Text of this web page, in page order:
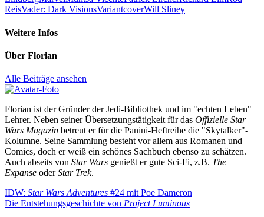
ReisVader: Dark VisionsVariantcoverWill Sliney
Weitere Infos
Über Florian
Alle Beiträge ansehen
Florian ist der Gründer der Jedi-Bibliothek und im "echten Leben"
Lehrer. Neben seiner Übersetzungstätigkeit für das Offizielle Star
Wars Magazin betreut er für die Panini-Heftreihe die "Skytalker"-
Kolumne. Seine Sammlung besteht vor allem aus Romanen und
Comics, doch er weiß ein schönes Sachbuch ebenso zu schätzen.
Auch abseits von Star Wars genießt er gute Sci-Fi, z.B. The
Expanse oderStar Trek.
Beitragsnavigation
Vorheriger
Beitrag:
IDW: Star Wars Adventures #24 mit Poe Dameron
Nächster
Die Entstehungsgeschichte von Project Luminous